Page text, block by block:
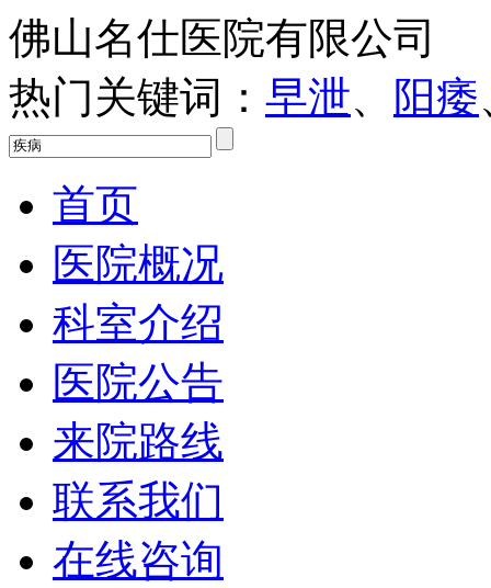
佛山名仕医院有限公司
热门关键词： 早泄、 阳痿
首页
医院概况
科室介绍
医院公告
来院路线
联系我们
在线咨询